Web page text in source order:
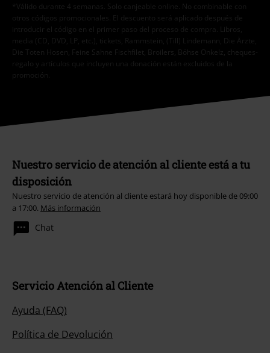
*Válido durante 4 semanas. Solo canjeable online. No combinable con
otros códigos promocionales. El descuento será aplicado después de
introducir el código en el primer paso del proceso de compra. Libros,
media (CD, DVD, LP, etc.), tickets, Rammstein, (Till) Lindemann, Die Ärzte,
Die Toten Hosen, Feine Sahne Fischfilet, Broilers, Böhse Onkelz, cheques-
regalo y artículos que incluyen una donación están excluidos de la
promoción.
Nuestro servicio de atención al cliente está a tu
disposición
Nuestro servicio de atención al cliente estará hoy disponible de 09:00
a 17:00. Más información
Chat
Servicio Atención al Cliente
Ayuda (FAQ)
Política de Devolución